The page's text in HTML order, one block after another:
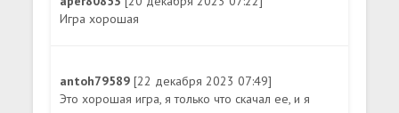
Игра хорошая
antoh79589[22 декабря 2023 07:49]
Это хорошая игра, я только что скачал ее, и я